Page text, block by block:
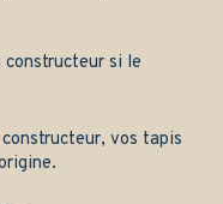
si le
vos tapis